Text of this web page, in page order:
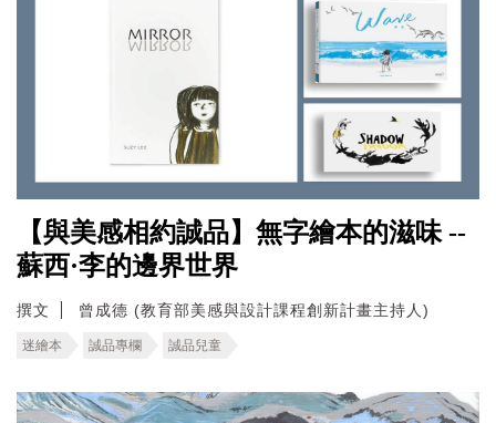
【與美感相約誠品】無字繪本的滋味 --
蘇西·李的邊界世界
撰文 曾成德 (教育部美感與設計課程創新計畫主持人)
迷繪本 誠品專欄 誠品兒童